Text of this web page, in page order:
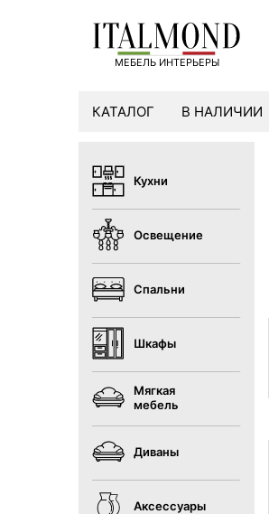
МЕБЕЛЬ ИНТЕРЬЕРЫ
КАТАЛОГ В НАЛИЧИИ
Кухни
Освещение
Спальни
Шкафы
Мягкая
мебель
Диваны
Аксессуары